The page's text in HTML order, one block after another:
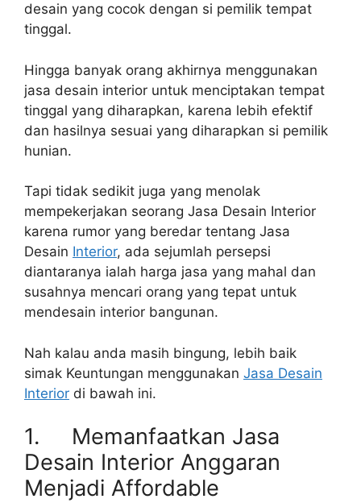
desain yang cocok dengan si pemilik tempat
tinggal.
Hingga banyak orang akhirnya menggunakan
jasa desain interior untuk menciptakan tempat
tinggal yang diharapkan, karena lebih efektif
dan hasilnya sesuai yang diharapkan si pemilik
hunian.
Tapi tidak sedikit juga yang menolak
mempekerjakan seorang Jasa Desain Interior
karena rumor yang beredar tentang Jasa
Desain Interior, ada sejumlah persepsi
diantaranya ialah harga jasa yang mahal dan
susahnya mencari orang yang tepat untuk
mendesain interior bangunan.
Nah kalau anda masih bingung, lebih baik
simak Keuntungan menggunakan Jasa Desain
Interior di bawah ini.
1. Memanfaatkan Jasa
Desain Interior Anggaran
Menjadi Affordable